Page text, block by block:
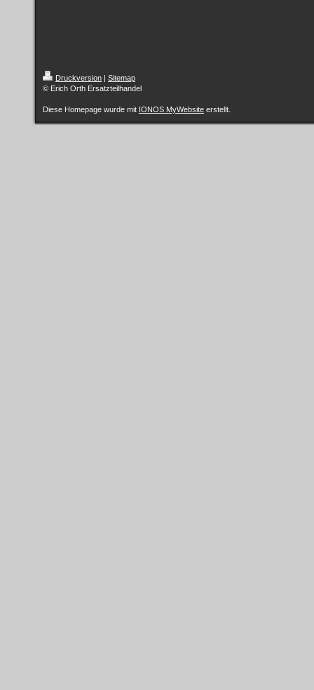
Druckversion | Sitemap
© Erich Orth Ersatzteilhandel
Diese Homepage wurde mit IONOS MyWebsite erstellt.